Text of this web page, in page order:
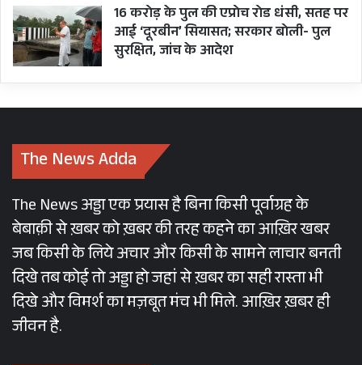
DEHRADUN BUREAUCRACY NEWS
GANGSTER YASHPAL TOMAR
GANGSTER TOMAR
UTTARAKHAND
16 करोड़ के पुल की एप्रोच रोड धंसी, सतह पर
आई ‘दूरबीन’ सियासत; सरकार बोली- पुल
सुरक्षित, जांच के आदेश
The News Adda
The News अड्डा एक प्रयास है बिना किसी पूर्वाग्रह के
बेबाक़ी से ख़बर को ख़बर की तरह कहने का आख़िर खबर
जब किसी के लिये अचार और किसी के सामने लाचार बनती
दिखे तब कोई तो अड्डा हो जहां से ख़बर का सही रास्ता भी
दिखे और विमर्श का मज़बूत मंच भी मिले. आख़िर ख़बर ही
जीवन है.